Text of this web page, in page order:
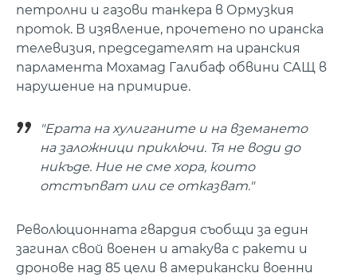
петролни и газови танкера в Ормузкия
проток. В изявление, прочетено по иранска
телевизия, председателят на иранския
парламента Мохамад Галибаф обвини САЩ в
нарушение на примирие.
"Ерата на хулиганите и на вземането
на заложници приключи. Тя не води до
никъде. Ние не сме хора, които
отстъпват или се отказват."
Революционната гвардия съобщи за един
загинал свой военен и атакува с ракети и
дронове над 85 цели в американски военни